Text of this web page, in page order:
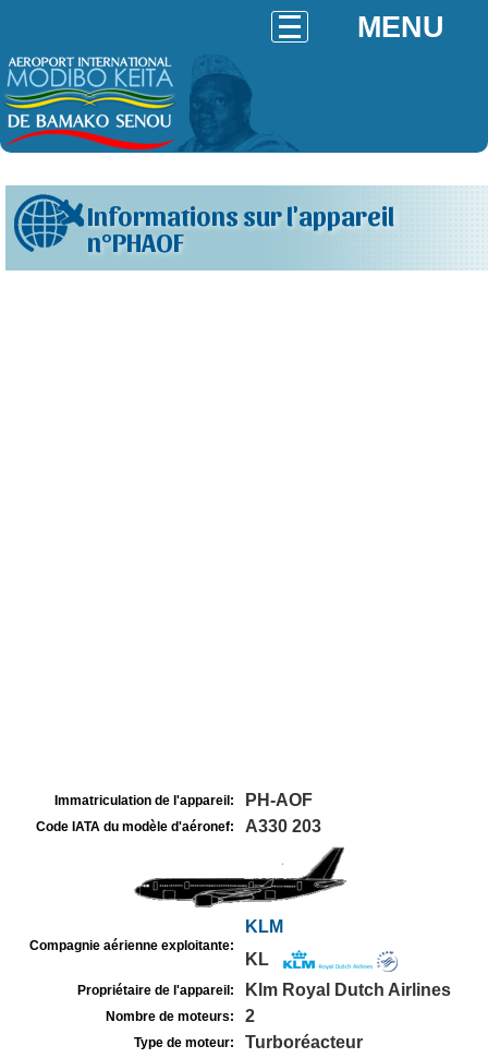
MENU
Informations sur l'appareil
n°PHAOF
Immatriculation de l'appareil: PH-AOF
Code IATA du modèle d'aéronef: A330 203
Compagnie aérienne exploitante:
KLM
KL
Propriétaire de l'appareil: Klm Royal Dutch Airlines
Nombre de moteurs: 2
Type de moteur: Turboréacteur